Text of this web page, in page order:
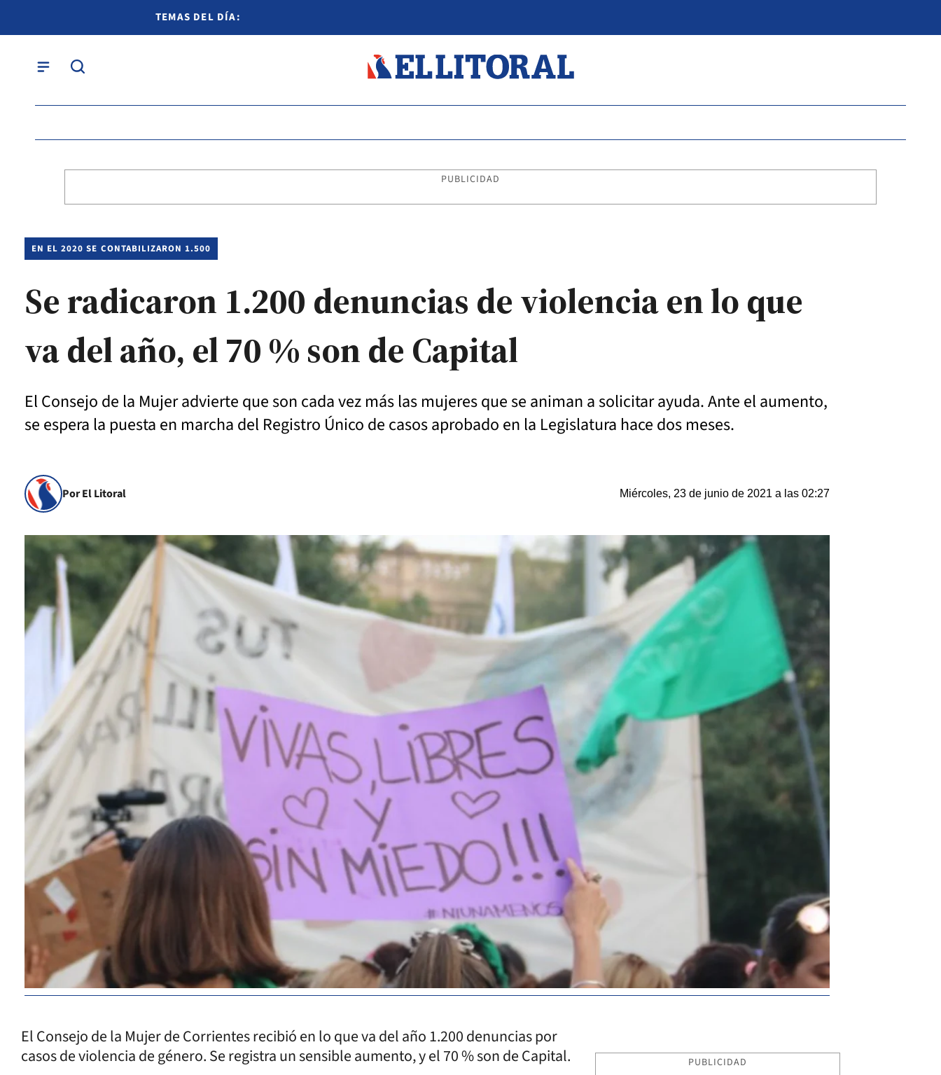
TEMAS DEL DÍA:
PUBLICIDAD
EN EL 2020 SE CONTABILIZARON 1.500
Se radicaron 1.200 denuncias de violencia en lo que
va del año, el 70 % son de Capital
El Consejo de la Mujer advierte que son cada vez más las mujeres que se animan a solicitar ayuda. Ante el aumento,
se espera la puesta en marcha del Registro Único de casos aprobado en la Legislatura hace dos meses.
Por El Litoral Miércoles, 23 de junio de 2021 a las 02:27
El Consejo de la Mujer de Corrientes recibió en lo que va del año 1.200 denuncias por
casos de violencia de género. Se registra un sensible aumento, y el 70 % son de Capital.
PUBLICIDAD